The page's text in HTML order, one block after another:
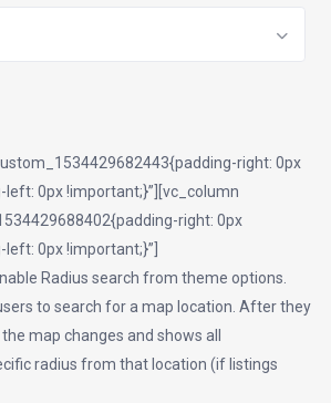
right: 0px
0px !important;}”][vc_column
right: 0px
0px !important;}”]
Radius search from theme options.
to search for a map location. After they
map changes and shows all
radius from that location (if listings